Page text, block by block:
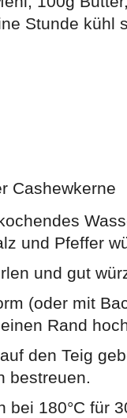
Stunde kühl
Cashewkerne
und Pfeffer
und gut
(oder mit
Rand
den Teig
bestreuen.
bei 180°C für